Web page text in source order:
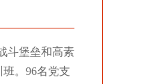
斗堡垒和高素
。96名党支